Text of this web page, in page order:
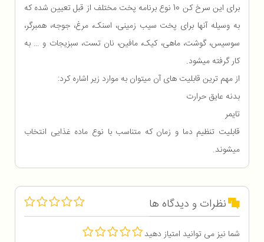
برای این سرخ کن 10 نوع برنامه پخت مختلف از قبل تعیین شده که
به وسیله آنها برای پخت سیب زمینی، اسنک، مرغ، جوجه، همبرگر،
سوسیس، گوشت، ماهی، کیک، مافین، نان تست، سبزیجات و … به
کار گرفته میشود.
از مهم ترین قابلیت های آن میتوان به موارد زیر اشاره کرد:
بدنه عایق حرارت
تایمر
قابلیت تنظیم دما و زمان که متناسب با نوع ماده غذایی انتخاب
میشوند.
نظرات و دیدگاه ها
شما نیز می توانید امتیاز دهید